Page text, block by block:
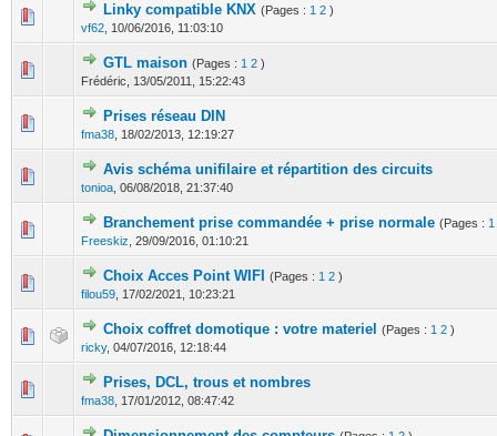
Linky compatible KNX (Pages : 1 2 )
vf62 10/06/2016, 11:03:10
0 Votes - 0 sur 5 en moyenne
12345
GTL maison (Pages : 1 2 )
Frédéric, 13/05/2011, 15:22:43
0 Votes - 0 sur 5 en moyenne
1 234
Prises réseau DIN
fma38 18/02/2013, 12:19:27
0 Votes - 0 sur 5 en moyenne
Avis schéma unifilaire et répartition des circuits
tonioa 06/08/2018, 21:37:40
0 Votes - 0 sur 5 en moyenne
12345
Branchement prise commandée + prise normale (Pages : 1
Freeskiz 29/09/2016, 01:10:21
0 Votes - 0 sur 5 en moyenne
1 2345
Choix Acces Point WIFI (Pages : 1 2 )
filou59 17/02/2021, 10:23:21
0 Votes - 0 sur 5 en moyenne
123 4 5
Choix coffret domotique : votre materiel (Pages : 1 2 )
ricky, 04/07/2016, 12:18:44
0 Votes - 0 sur 5 en moyenne
12345
Prises, DCL, trous et nombres
fma38 17/01/2012, 08:47:42
0 Votes - 0 sur 5 en moyenne
12 345